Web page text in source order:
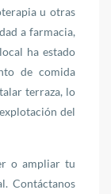
u otras
a farmacia,
ha estado
de comida
terraza, lo
del
o ampliar tu
Contáctanos